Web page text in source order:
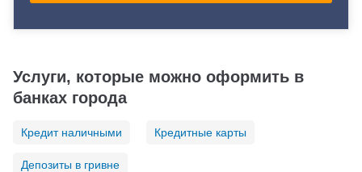
Услуги, которые можно оформить в
банках города
Кредит наличными Кредитные карты
Депозиты в гривне